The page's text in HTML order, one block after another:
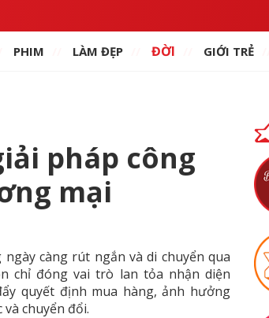
PHIM LÀM ĐẸP ĐỜI GIỚI TRẺ
pháp công
mại
càng rút ngắn và di chuyển qua
chỉ đóng vai trò lan tỏa nhận diện
quyết định mua hàng, ảnh hưởng
chuyển đổi.